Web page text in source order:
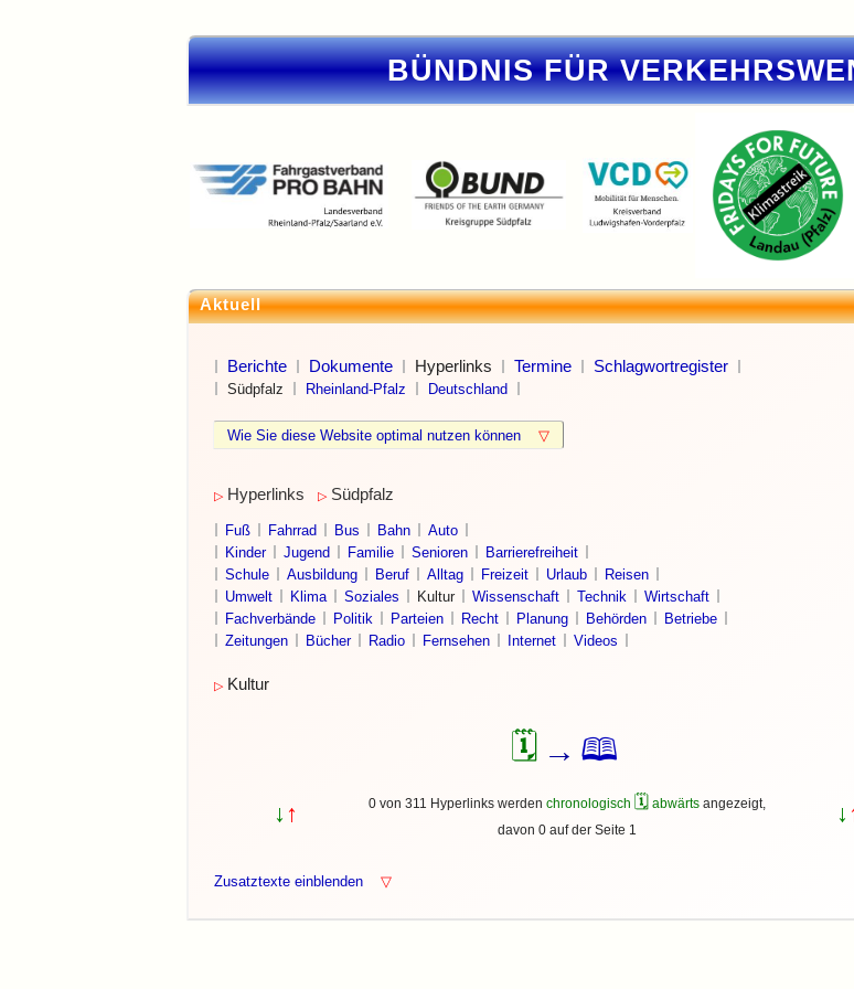
BÜNDNIS FÜR
Aktuell
Berichte Dokumente Hyperlinks Termine Schlagwortregister
Südpfalz Rheinland-Pfalz Deutschland
Wie Sie diese Website optimal nutzen können ▽
▷ Hyperlinks ▷ Südpfalz
Fuß Fahrrad Bus Bahn
Auto
Kinder
Jugend Familie Senioren
Barrierefreiheit
Schule
Ausbildung Beruf Alltag Freizeit Urlaub
Reisen
Umwelt
Klima Soziales Kultur Wissenschaft Technik
Wirtschaft
Fachverbände
Politik Parteien Recht Planung Behörden
Betriebe
Zeitungen
Bücher Radio Fernsehen Internet Videos
▷ Kultur
🗓 → 🕮
↓ ↑ 0 von 311 Hyperlinks werden chronologisch 🗓 abwärtsangezeigt,
davon 0 auf der Seite 1
↓
Zusatztexte einblenden ▽